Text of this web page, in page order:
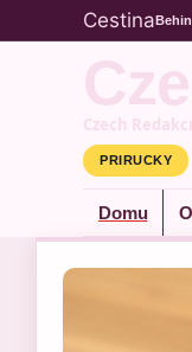
Cestina
Czech
PRIRUCKY
Domu